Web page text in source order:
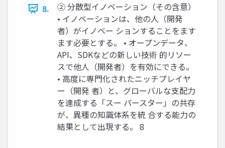
8.
② 分散型イノベーション（その含意）
• イノベーションは、他の人（開発
者）がイノベー ションすることをます
ます必要とする。 • オープンデータ、
API、SDKなどの新しい技術 的リソー
スで他人（開発者）を有効にできる。
• 高度に専門化されたニッチプレイヤ
ー（開発 者）と、グローバルな支配力
を達成する「スー パースター」の共存
が、異種の知識体系を統 合する能力の
結果として出現する。 8